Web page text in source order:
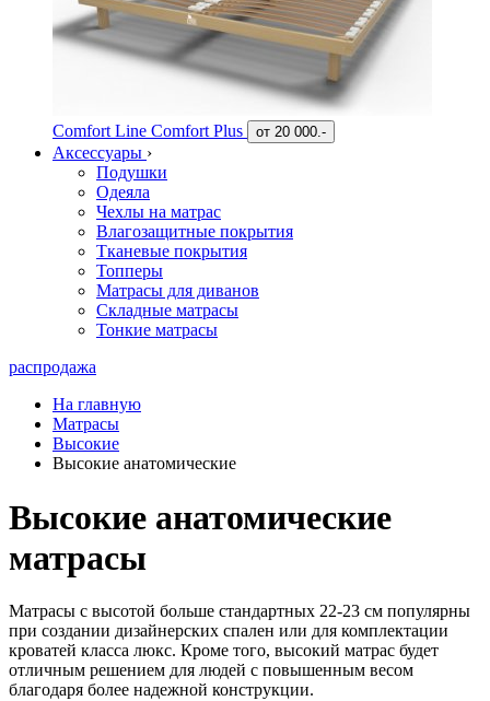
Comfort Line Comfort Plus от 20 000.-
Аксессуары ›
Подушки
Одеяла
Чехлы на матрас
Влагозащитные покрытия
Тканевые покрытия
Топперы
Матрасы для диванов
Складные матрасы
Тонкие матрасы
распродажа
На главную
Матрасы
Высокие
Высокие анатомические
Высокие анатомические
матрасы
Матрасы с высотой больше стандартных 22-23 см популярны
при создании дизайнерских спален или для комплектации
кроватей класса люкс. Кроме того, высокий матрас будет
отличным решением для людей с повышенным весом
благодаря более надежной конструкции.